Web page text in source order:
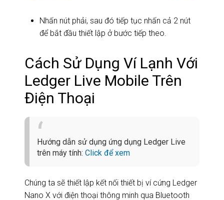
Nhấn nút phải, sau đó tiếp tục nhấn cả 2 nút
để bắt đầu thiết lập ở bước tiếp theo.
Cách Sử Dụng Ví Lạnh Với
Ledger Live Mobile Trên
Điện Thoại
Hướng dẫn sử dụng ứng dụng Ledger Live
trên máy tính: Click để xem
Chúng ta sẽ thiết lập kết nối thiết bị ví cứng Ledger
Nano X với điện thoại thông minh qua Bluetooth